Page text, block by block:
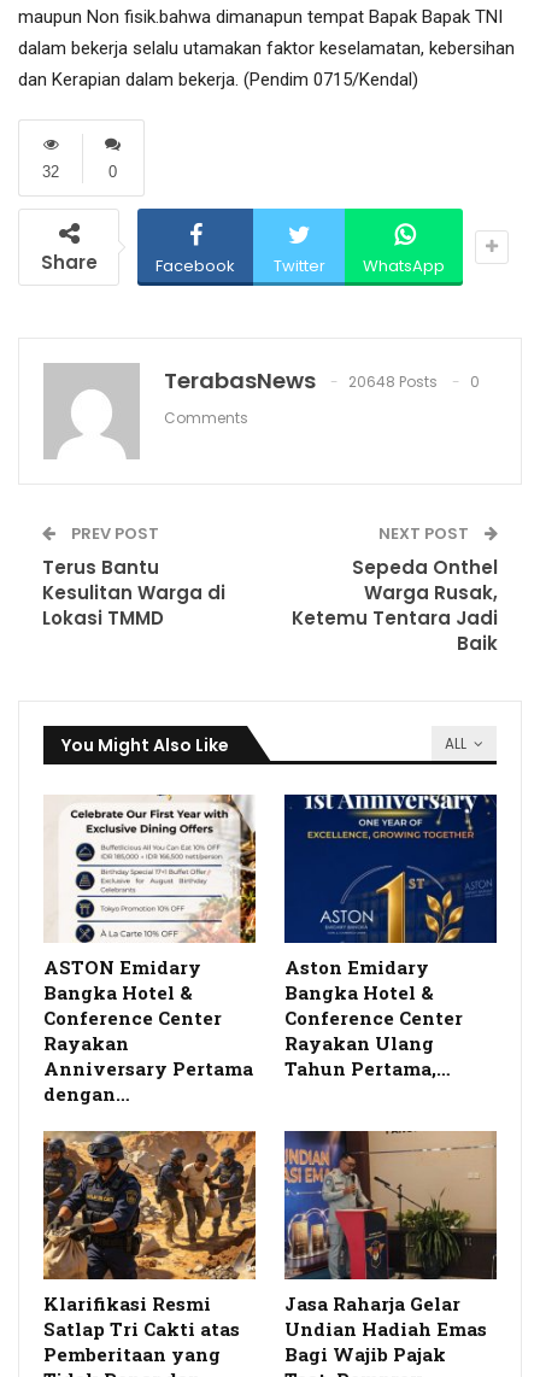
maupun Non fisik.bahwa dimanapun tempat Bapak Bapak TNI
dalam bekerja selalu utamakan faktor keselamatan, kebersihan
dan Kerapian dalam bekerja. (Pendim 0715/Kendal)
0
32
Share Facebook Twitter WhatsApp
TerabasNews 20648 Posts
0
Comments
PREV POST
Terus Bantu
Kesulitan Warga di
Lokasi TMMD
NEXT POST
Sepeda Onthel
Warga Rusak,
Ketemu Tentara Jadi
Baik
ALL
You Might Also Like
ASTON Emidary
Bangka Hotel &
Conference Center
Rayakan
Anniversary Pertama
dengan…
Aston Emidary
Bangka Hotel &
Conference Center
Rayakan Ulang
Tahun Pertama,…
Klarifikasi Resmi
Satlap Tri Cakti atas
Pemberitaan yang
Jasa Raharja Gelar
Undian Hadiah Emas
Bagi Wajib Pajak